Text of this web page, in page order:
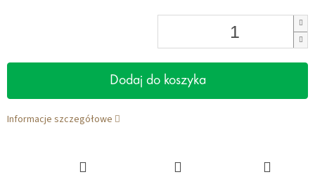
Dodaj do koszyka
Informacje szczegółowe